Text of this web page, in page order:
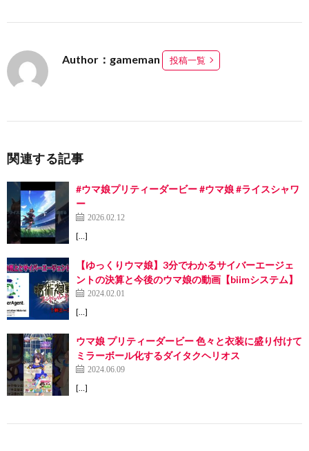
Author：gameman 投稿一覧
関連する記事
#ウマ娘プリティーダービー #ウマ娘 #ライスシャワ
ー
2026.02.12
[…]
【ゆっくりウマ娘】3分でわかるサイバーエージェ
ントの決算と今後のウマ娘の動画【biimシステム】
2024.02.01
[…]
ウマ娘 プリティーダービー 色々と衣装に盛り付けて
ミラーボール化するダイタクヘリオス
2024.06.09
[…]